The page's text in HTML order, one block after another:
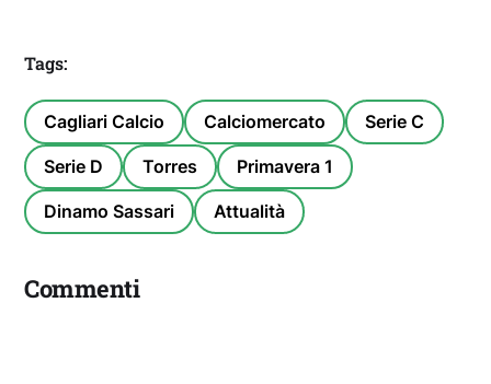
Tags:
Cagliari Calcio Calciomercato Serie C
Serie D Torres Primavera 1
Dinamo Sassari Attualità
Commenti